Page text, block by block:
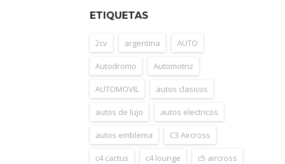
ETIQUETAS
2cv argentina AUTO
Autodromo Automotriz
AUTOMOVIL autos clasicos
autos de lujo autos electricos
autos emblema C3 Aircross
c4 cactus c4 lounge c5 aircross